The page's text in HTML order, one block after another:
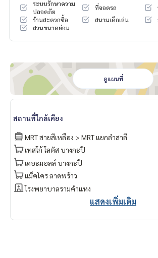
ระบบรักษาความ
ปลอดภัย
ที่จอดรถ
ร้านสะดวกซื้อ
สนามเด็กเล่น
สวนขนาดย่อม
ดูแผนที่
สถานที่ใกล้เคียง
MRT สายสีเหลือง > MRT แยกลำสาลี
เทสโก้ โลตัส บางกะปิ
เดอะมอลล์ บางกะปิ
แม็คโคร ลาดพร้าว
โรงพยาบาลรามคำแหง
แสดงเพิ่มเติม